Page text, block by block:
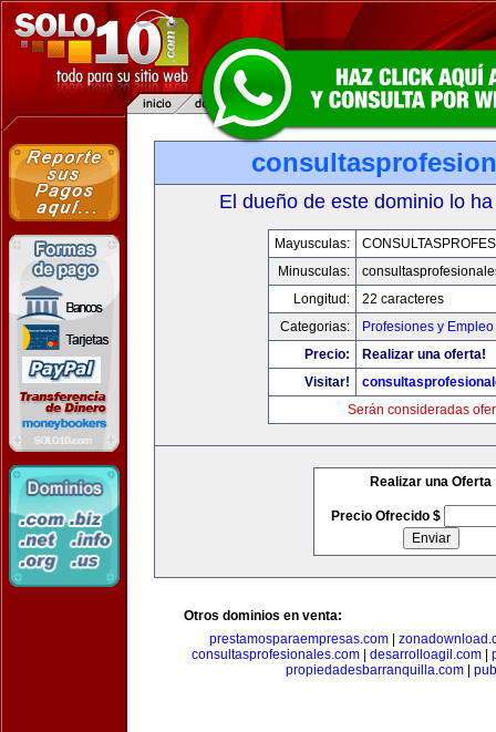
El dueño de este dominio lo
Mayusculas:
Minusculas:
Longitud:
22 caracteres
Categorias:
Profesiones y Empleo
Precio:
Realizar una oferta!
Visitar!
Serán consideradas
Realizar una Oferta
Precio Ofrecido $
Otros dominios en venta:
prestamosparaempresas.com
consultasprofesionales.com| desarrolloagil.com|
propiedadesbarranquilla.com